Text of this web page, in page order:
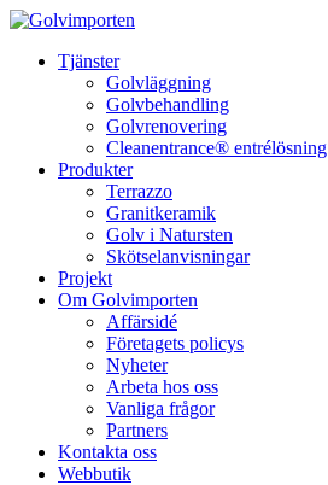
Tjänster
Golvläggning
Golvbehandling
Golvrenovering
Cleanentrance® entrélösning
Produkter
Terrazzo
Granitkeramik
Golv i Natursten
Skötselanvisningar
Projekt
Om Golvimporten
Affärsidé
Företagets policys
Nyheter
Arbeta hos oss
Vanliga frågor
Partners
Kontakta oss
Webbutik